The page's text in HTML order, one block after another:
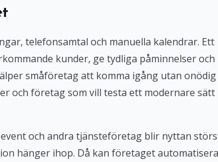
telefonsamtal och manuella kalendrar. Ett
kunder, ge tydliga påminnelser och
småföretag att komma igång utan onödig
och företag som vill testa ett modernare sätt
och andra tjänsteföretag blir nyttan
hänger ihop. Då kan företaget automatisera